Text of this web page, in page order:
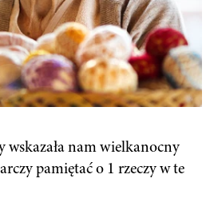
wskazała nam wielkanocny
pamiętać o 1 rzeczy w te